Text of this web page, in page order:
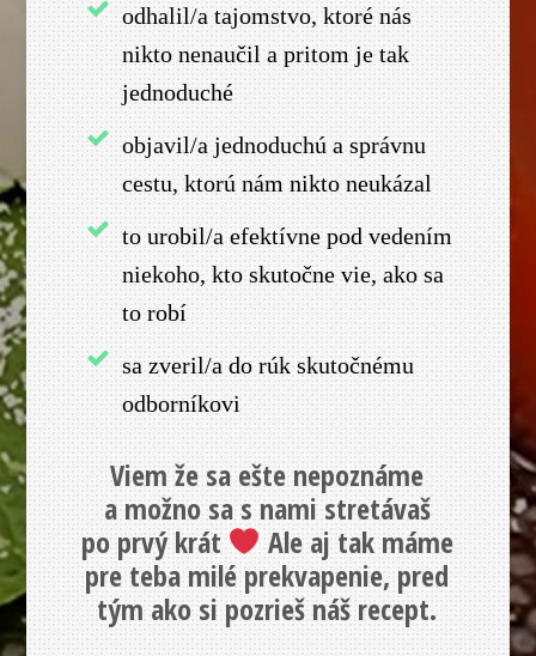
odhalil/a tajomstvo, ktoré nás
nikto nenaučil a pritom je tak
jednoduché
objavil/a jednoduchú a správnu
cestu, ktorú nám nikto neukázal
to urobil/a efektívne pod vedením
niekoho, kto skutočne vie, ako sa
to robí
sa zveril/a do rúk skutočnému
odborníkovi
Viem že sa ešte nepoznáme
a možno sa s nami stretávaš
po prvý krát
Ale aj tak máme
pre teba milé prekvapenie, pred
tým ako si pozrieš náš recept.